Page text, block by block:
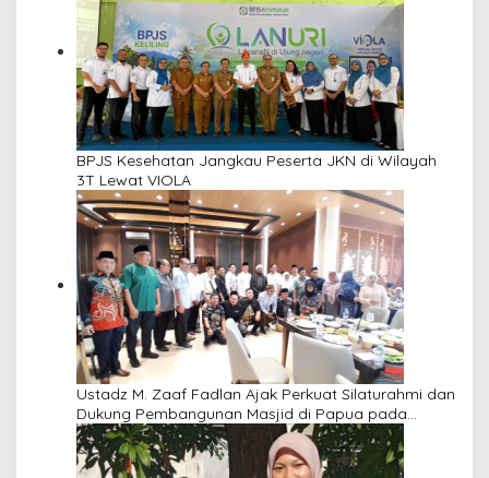
BPJS Kesehatan Jangkau Peserta JKN di Wilayah
3T Lewat VIOLA
Ustadz M. Zaaf Fadlan Ajak Perkuat Silaturahmi dan
Dukung Pembangunan Masjid di Papua pada
Pengajian Yayasan Alimbas Insan Cita